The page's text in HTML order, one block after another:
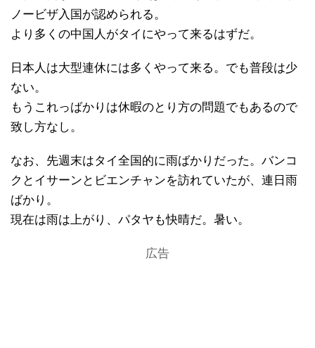
ノービザ入国が認められる。
より多くの中国人がタイにやって来るはずだ。
日本人は大型連休には多くやって来る。でも普段は少
ない。
もうこれっばかりは休暇のとり方の問題でもあるので
致し方なし。
なお、先週末はタイ全国的に雨ばかりだった。バンコ
クとイサーンとビエンチャンを訪れていたが、連日雨
ばかり。
現在は雨は上がり、パタヤも快晴だ。暑い。
広告